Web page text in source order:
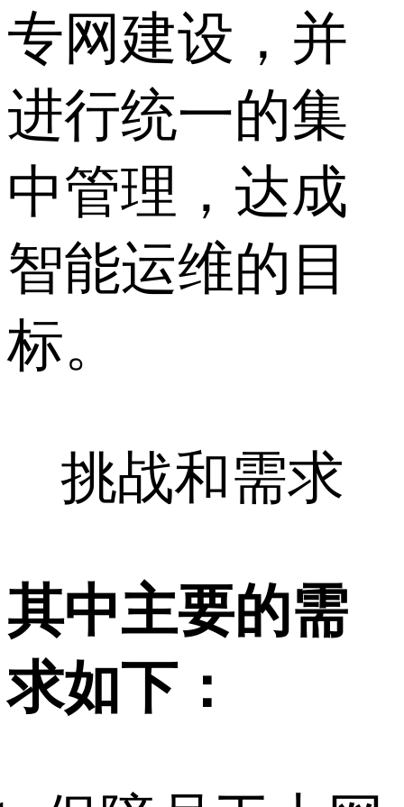
专网建设，并
进行统一的集
中管理，达成
智能运维的目
标。
挑战和需求
其中主要的需
求如下：